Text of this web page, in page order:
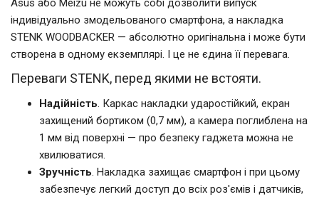
Asus або Meizu не можуть собі дозволити випуск
індивідуально змодельованого смартфона, а накладка
STENK WOODBACKER — абсолютно оригінальна і може бути
створена в одному екземплярі. І це не єдина її перевага.
Переваги STENK, перед якими не встояти.
Надійність. Каркас накладки ударостійкий, екран
захищений бортиком (0,7 мм), а камера поглиблена на
1 мм від поверхні — про безпеку гаджета можна не
хвилюватися.
Зручність. Накладка захищає смартфон і при цьому
забезпечує легкий доступ до всіх роз'ємів і датчиків,